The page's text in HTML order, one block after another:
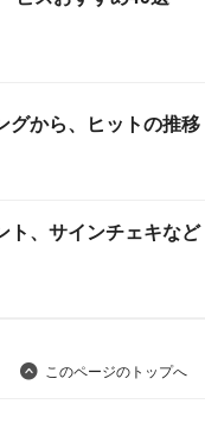
グから、ヒットの推移
ト、サインチェキなど
このページのトップへ